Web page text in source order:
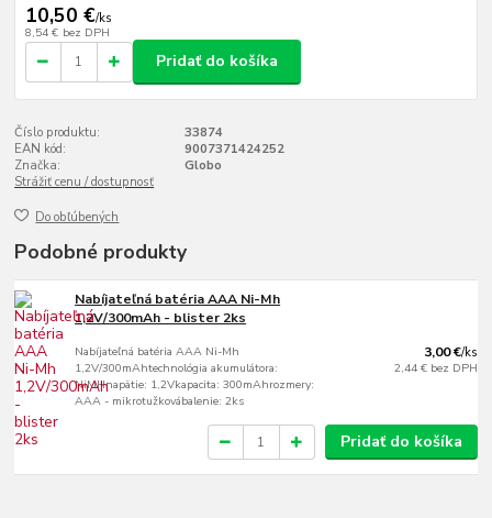
10,50 €/ks
8,54 € bez DPH
Pridať do košíka
Číslo produktu:
33874
EAN kód:
9007371424252
Značka:
Globo
Strážiť cenu / dostupnosť
Do obľúbených
Podobné produkty
Nabíjateľná batéria AAA Ni-Mh
1,2V/300mAh - blister 2ks
Nabíjateľná batéria AAA Ni-Mh
1,2V/300mAhtechnológia akumulátora:
NiMHnapätie: 1,2Vkapacita: 300mAhrozmery:
AAA - mikrotužkovábalenie: 2ks
3,00 €/ks
2,44 € bez DPH
Pridať do košíka